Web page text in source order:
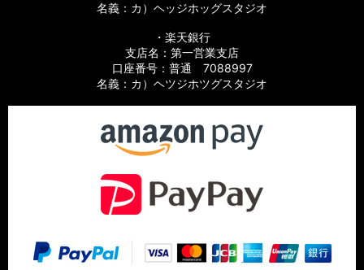
名義：カ）ヘッジホッグスタジオ
・楽天銀行
支店名：第一営業支店
口座番号：普通 7088997
名義：カ）ヘツジホツグスタジオ